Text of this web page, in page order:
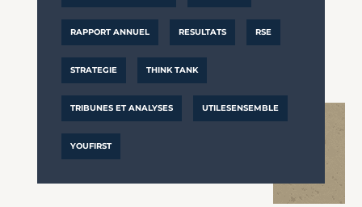
RAPPORT ANNUEL RESULTATS RSE
STRATEGIE THINK TANK
TRIBUNES ET ANALYSES UTILESENSEMBLE
YOUFIRST